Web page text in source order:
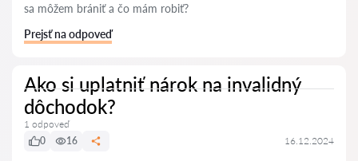
sa môžem brániť a čo mám robiť?
Prejsť na odpoveď
Ako si uplatniť nárok na invalidný
dôchodok?
1 odpoveď
0
16 16.12.2024